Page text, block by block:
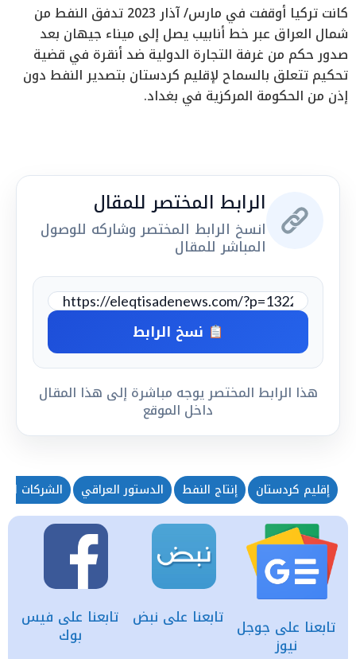
كانت تركيا أوقفت في مارس/ آذار 2023 تدفق النفط من
شمال العراق عبر خط أنابيب يصل إلى ميناء جيهان بعد
صدور حكم من غرفة التجارة الدولية ضد أنقرة في قضية
تحكيم تتعلق بالسماح لإقليم كردستان بتصدير النفط دون
إذن من الحكومة المركزية في بغداد.
الرابط المختصر للمقال
انسخ الرابط المختصر وشاركه للوصول
المباشر للمقال
نسخ الرابط
هذا الرابط المختصر يوجه مباشرة إلى هذا المقال
داخل الموقع
إقليم كردستان إنتاج النفط الدستور العراقي الشركات
تابعنا على فيس
بوك
تابعنا على نبض تابعنا على جوجل
نيوز